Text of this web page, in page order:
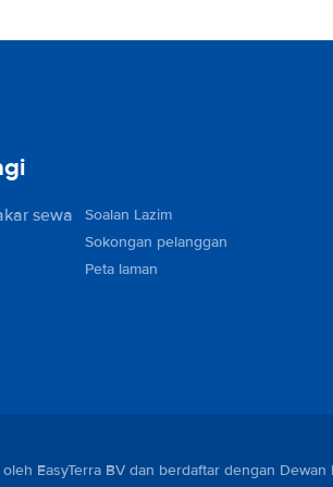
sewa
Soalan Lazim
Sokongan pelanggan
Peta laman
EasyTerra BV dan berdaftar dengan